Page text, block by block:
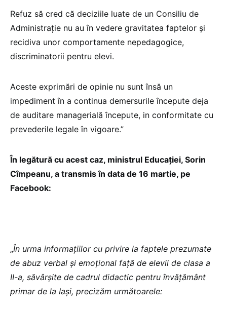
Refuz să cred că deciziile luate de un Consiliu de
Administrație nu au în vedere gravitatea faptelor și
recidiva unor comportamente nepedagogice,
discriminatorii pentru elevi.
Aceste exprimări de opinie nu sunt însă un
impediment în a continua demersurile începute deja
de auditare managerială începute, in conformitate cu
prevederile legale în vigoare.”
În legătură cu acest caz, ministrul Educației, Sorin
Cîmpeanu, a transmis în data de 16 martie, pe
Facebook:
„În urma informațiilor cu privire la faptele prezumate
de abuz verbal și emoțional față de elevii de clasa a
II-a, săvârșite de cadrul didactic pentru învățământ
primar de la Iași, precizăm următoarele: